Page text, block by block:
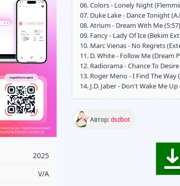
2025
V/A
06. Colors - Lonely Night
07. Duke Lake - Dance Tonight
08. Atrium - Dream With Me (5:57)
09. Fancy - Lady Of Ice (Bekim
10. Marc Vienas - No Regrets
11. D. White - Follow Me (Dream
12. Radiorama - Chance To
13. Roger Meno - I Find The
14. J.D. Jaber - Don't Wake Me
Автор:dsdbot